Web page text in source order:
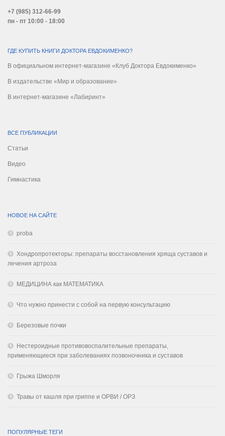
+7 (985) 312-66-99
пн - пт 10:00 - 18:00
ГДЕ КУПИТЬ КНИГИ ДОКТОРА ЕВДОКИМЕНКО?
В официальном интернет-магазине «Клуб Доктора Евдокименко»
В издательстве «Мир и образование»
В интернет-магазине «Лабиринт»
ВСЕ ПУБЛИКАЦИИ
Статьи
Видео
Гимнастика
НОВОЕ НА САЙТЕ
proba
Хондропротекторы: препараты восстановления хряща суставов и
лечения артроза
МЕДИЦИНА как МАТЕМАТИКА
Что нужно принести с собой на первую консультацию
Березовые почки
Нестероидные противовоспалительные препараты,
применяющиеся при заболеваниях позвоночника и суставов
Грыжа Шморля
Травы от кашля при гриппе и ОРВИ / ОРЗ
ПОПУЛЯРНЫЕ ТЕГИ